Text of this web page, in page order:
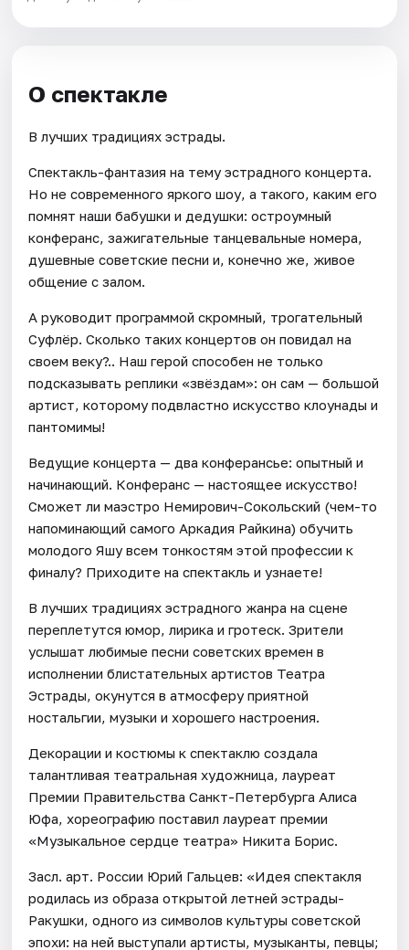
О спектакле
В лучших традициях эстрады.
Спектакль-фантазия на тему эстрадного концерта.
Но не современного яркого шоу, а такого, каким его
помнят наши бабушки и дедушки: остроумный
конферанс, зажигательные танцевальные номера,
душевные советские песни и, конечно же, живое
общение с залом.
А руководит программой скромный, трогательный
Суфлёр. Сколько таких концертов он повидал на
своем веку?.. Наш герой способен не только
подсказывать реплики «звёздам»: он сам — большой
артист, которому подвластно искусство клоунады и
пантомимы!
Ведущие концерта — два конферансье: опытный и
начинающий. Конферанс — настоящее искусство!
Сможет ли маэстро Немирович-Сокольский (чем-то
напоминающий самого Аркадия Райкина) обучить
молодого Яшу всем тонкостям этой профессии к
финалу? Приходите на спектакль и узнаете!
В лучших традициях эстрадного жанра на сцене
переплетутся юмор, лирика и гротеск. Зрители
услышат любимые песни советских времен в
исполнении блистательных артистов Театра
Эстрады, окунутся в атмосферу приятной
ностальгии, музыки и хорошего настроения.
Декорации и костюмы к спектаклю создала
талантливая театральная художница, лауреат
Премии Правительства Санкт-Петербурга Алиса
Юфа, хореографию поставил лауреат премии
«Музыкальное сердце театра» Никита Борис.
Засл. арт. России Юрий Гальцев: «Идея спектакля
родилась из образа открытой летней эстрады-
Ракушки, одного из символов культуры советской
эпохи: на ней выступали артисты, музыканты, певцы;